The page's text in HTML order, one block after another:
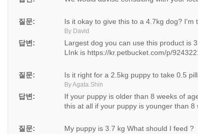
질문: Is it okay to give this to a 4.7kg dog? I'm
By David
답변:
Largest dog you can use this product is
LInk is https://kr.petbucket.com/p/
질문: Is it right for a 2.5kg puppy to take 0.5
By Agata.Shin
답변:
If your puppy is older than 8 weeks of
this at all if your puppy is younger than 8
질문: My puppy is 3.7 kg What should I feed ?